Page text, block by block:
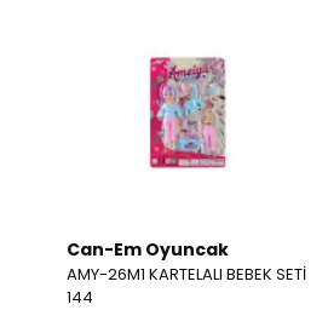
Can-Em Oyuncak
AMY-26M1 KARTELALI BEBEK SETİ
144